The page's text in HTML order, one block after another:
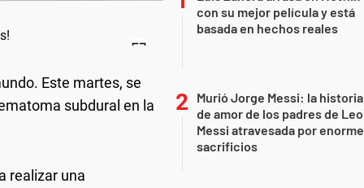
Este martes, se
subdural en la
realizar una
con su mejor película y está
basada en hechos reales
Murió Jorge Messi: la historia
de amor de los padres de Leo
Messi atravesada por enorme
sacrificios